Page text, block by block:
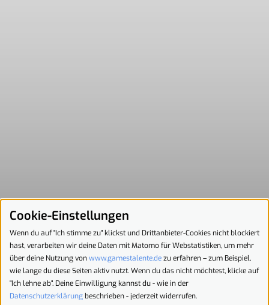
Cookie-Einstellungen
Wenn du auf "Ich stimme zu" klickst und Drittanbieter-Cookies nicht blockiert
hast, verarbeiten wir deine Daten mit Matomo für Webstatistiken, um mehr
über deine Nutzung vonwww.gamestalente.dezu erfahren – zum Beispiel,
wie lange du diese Seiten aktiv nutzt. Wenn du das nicht möchtest, klicke auf
"Ich lehne ab". Deine Einwilligung kannst du - wie in der
Datenschutzerklärung beschrieben - jederzeit widerrufen.